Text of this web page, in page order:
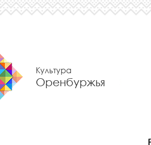
Культура
Оренбуржья